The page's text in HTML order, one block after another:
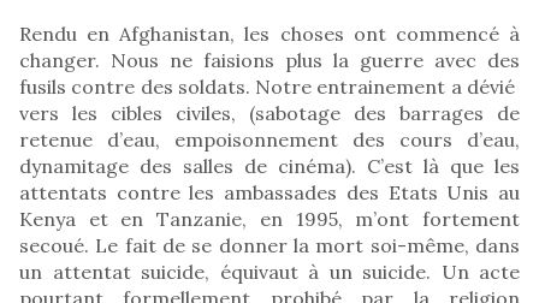
Rendu en Afghanistan, les choses ont commencé à
changer. Nous ne faisions plus la guerre avec des
fusils contre des soldats. Notre entrainement a dévié
vers les cibles civiles, (sabotage des barrages de
retenue d’eau, empoisonnement des cours d’eau,
dynamitage des salles de cinéma). C’est là que les
attentats contre les ambassades des Etats Unis au
Kenya et en Tanzanie, en 1995, m’ont fortement
secoué. Le fait de se donner la mort soi-même, dans
un attentat suicide, équivaut à un suicide. Un acte
pourtant formellement prohibé par la religion